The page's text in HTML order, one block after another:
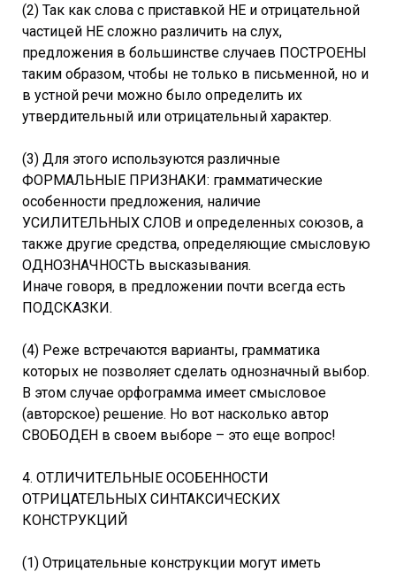
(2) Так как слова с приставкой НЕ и отрицательной
частицей НЕ сложно различить на слух,
предложения в большинстве случаев ПОСТРОЕНЫ
таким образом, чтобы не только в письменной, но и
в устной речи можно было определить их
утвердительный или отрицательный характер.
(3) Для этого используются различные
ФОРМАЛЬНЫЕ ПРИЗНАКИ: грамматические
особенности предложения, наличие
УСИЛИТЕЛЬНЫХ СЛОВ и определенных союзов, а
также другие средства, определяющие смысловую
ОДНОЗНАЧНОСТЬ высказывания.
Иначе говоря, в предложении почти всегда есть
ПОДСКАЗКИ.
(4) Реже встречаются варианты, грамматика
которых не позволяет сделать однозначный выбор.
В этом случае орфограмма имеет смысловое
(авторское) решение. Но вот насколько автор
СВОБОДЕН в своем выборе – это еще вопрос!
4. ОТЛИЧИТЕЛЬНЫЕ ОСОБЕННОСТИ
ОТРИЦАТЕЛЬНЫХ СИНТАКСИЧЕСКИХ
КОНСТРУКЦИЙ
(1) Отрицательные конструкции могут иметь